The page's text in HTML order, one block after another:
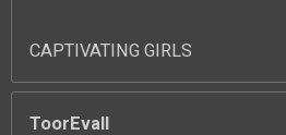
CAPTIVATING GIRLS
ToorEvall